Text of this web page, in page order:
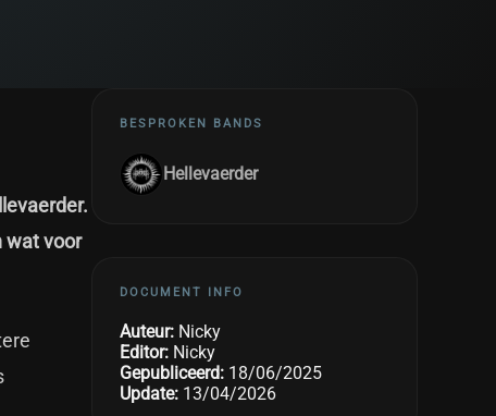
wat voor
BESPROKEN BANDS
Hellevaerder
DOCUMENT INFO
Auteur: Nicky
Editor: Nicky
Gepubliceerd: 18/06/2025
Update: 13/04/2026